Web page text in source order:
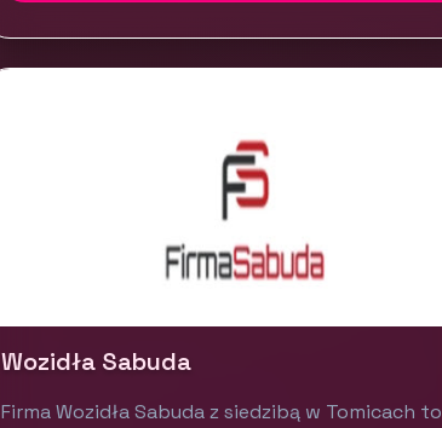
Wozidła Sabuda
Firma Wozidła Sabuda z siedzibą w Tomicach to